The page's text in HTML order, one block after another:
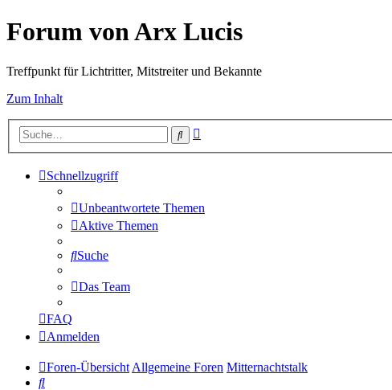
Forum von Arx Lucis
Treffpunkt für Lichtritter, Mitstreiter und Bekannte
Zum Inhalt
Suche
Schnellzugriff
Unbeantwortete Themen
Aktive Themen
Suche
Das Team
FAQ
Anmelden
Foren-ÜbersichtAllgemeine Foren Mitternachtstalk
Suche